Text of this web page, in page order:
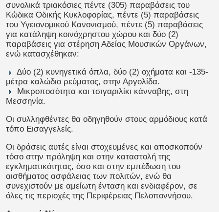
συνολικά τριακόσιες πέντε (305) παραβάσεις του
Κώδικα Οδικής Κυκλοφορίας, πέντε (5) παραβάσεις
του Υγειονομικού Κανονισμού, πέντε (5) παραβάσεις
για κατάληψη κοινόχρηστου χώρου και δύο (2)
παραβάσεις για στέρηση Αδείας Μουσικών Οργάνων,
ενώ κατασχέθηκαν:
Δύο (2) κυνηγετικά όπλα, δύο (2) οχήματα και -135-
μέτρα καλώδιο ρεύματος, στην Αργολίδα.
Μικροποσότητα και τσιγαριλίκι κάνναβης, στη
Μεσσηνία.
Οι συλληφθέντες θα οδηγηθούν στους αρμόδιους κατά
τόπο Εισαγγελείς.
Οι δράσεις αυτές είναι στοχευμένες και αποσκοπούν
τόσο στην πρόληψη και στην καταστολή της
εγκληματικότητας, όσο και στην εμπέδωση του
αισθήματος ασφάλειας των πολιτών, ενώ θα
συνεχιστούν με αμείωτη ένταση και ενδιαφέρον, σε
όλες τις περιοχές της Περιφέρειας Πελοποννήσου.